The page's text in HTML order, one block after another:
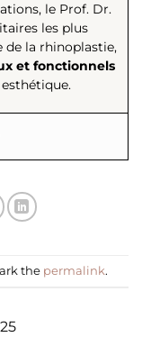
le Prof. Dr.
les plus
de la rhinoplastie,
et fonctionnels
the permalink.